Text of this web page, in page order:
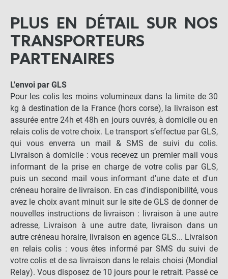
PLUS EN DÉTAIL SUR NOS
TRANSPORTEURS
PARTENAIRES
L'envoi par GLS
Pour les colis les moins volumineux dans la limite de 30
kg à destination de la France (hors corse), la livraison est
assurée entre 24h et 48h en jours ouvrés, à domicile ou en
relais colis de votre choix. Le transport s’effectue par GLS,
qui vous enverra un mail & SMS de suivi du colis.
Livraison à domicile : vous recevez un premier mail vous
informant de la prise en charge de votre colis par GLS,
puis un second mail vous informant d'une date et d'un
créneau horaire de livraison. En cas d'indisponibilité, vous
avez le choix avant minuit sur le site de GLS de donner de
nouvelles instructions de livraison : livraison à une autre
adresse, Livraison à une autre date, livraison dans un
autre créneau horaire, livraison en agence GLS... Livraison
en relais colis : vous êtes informé par SMS du suivi de
votre colis et de sa livraison dans le relais choisi (Mondial
Relay). Vous disposez de 10 jours pour le retrait. Passé ce